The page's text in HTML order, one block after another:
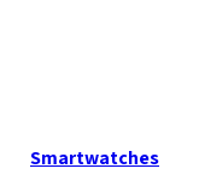
Smartwatches